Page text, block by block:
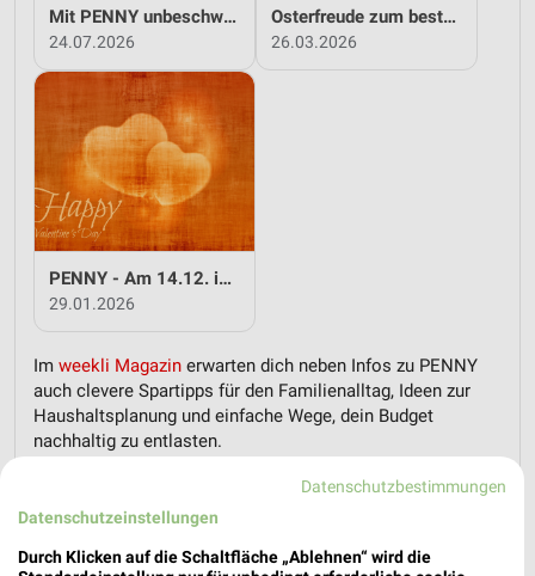
Mit PENNY unbeschwert in den Sommer!
24.07.2026
Osterfreude zum besten Preis - mit PENNY!
26.03.2026
PENNY - Am 14.12. ist Valentinstag
29.01.2026
Im weekli Magazin erwarten dich neben Infos zu PENNY
auch clevere Spartipps für den Familienalltag, Ideen zur
Haushaltsplanung und einfache Wege, dein Budget
nachhaltig zu entlasten.
Datenschutzbestimmungen
Datenschutzeinstellungen
Durch Klicken auf die Schaltfläche „Ablehnen“ wird die